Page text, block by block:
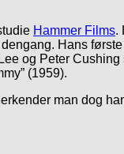
Hammer Films.
Hans første
og Peter
(1959).
man dog